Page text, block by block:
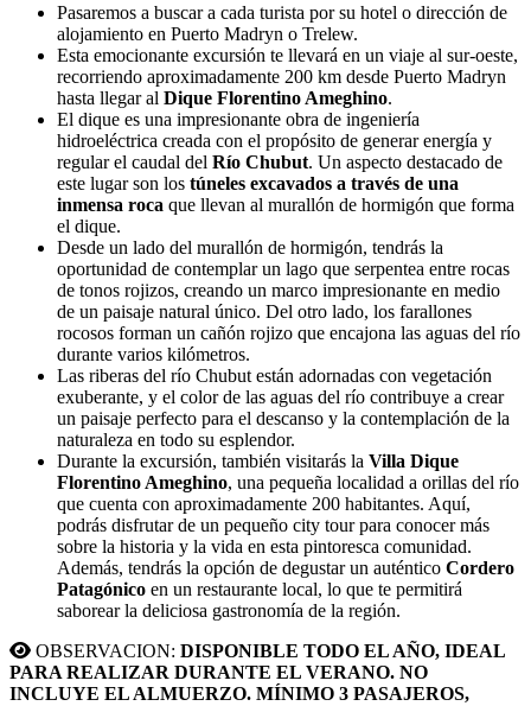
Pasaremos a buscar a cada turista por su hotel o dirección de
alojamiento en Puerto Madryn o Trelew.
Esta emocionante excursión te llevará en un viaje al sur-oeste,
recorriendo aproximadamente 200 km desde Puerto Madryn
hasta llegar al Dique Florentino Ameghino.
El dique es una impresionante obra de ingeniería
hidroeléctrica creada con el propósito de generar energía y
regular el caudal del Río Chubut. Un aspecto destacado de
este lugar son los túneles excavados a través de una
inmensa roca que llevan al murallón de hormigón que forma
el dique.
Desde un lado del murallón de hormigón, tendrás la
oportunidad de contemplar un lago que serpentea entre rocas
de tonos rojizos, creando un marco impresionante en medio
de un paisaje natural único. Del otro lado, los farallones
rocosos forman un cañón rojizo que encajona las aguas del río
durante varios kilómetros.
Las riberas del río Chubut están adornadas con vegetación
exuberante, y el color de las aguas del río contribuye a crear
un paisaje perfecto para el descanso y la contemplación de la
naturaleza en todo su esplendor.
Durante la excursión, también visitarás la Villa Dique
Florentino Ameghino, una pequeña localidad a orillas del río
que cuenta con aproximadamente 200 habitantes. Aquí,
podrás disfrutar de un pequeño city tour para conocer más
sobre la historia y la vida en esta pintoresca comunidad.
Además, tendrás la opción de degustar un auténtico Cordero
Patagónico en un restaurante local, lo que te permitirá
saborear la deliciosa gastronomía de la región.
OBSERVACION: DISPONIBLE TODO EL AÑO, IDEAL
PARA REALIZAR DURANTE EL VERANO. NO
INCLUYE EL ALMUERZO. MÍNIMO 3 PASAJEROS,